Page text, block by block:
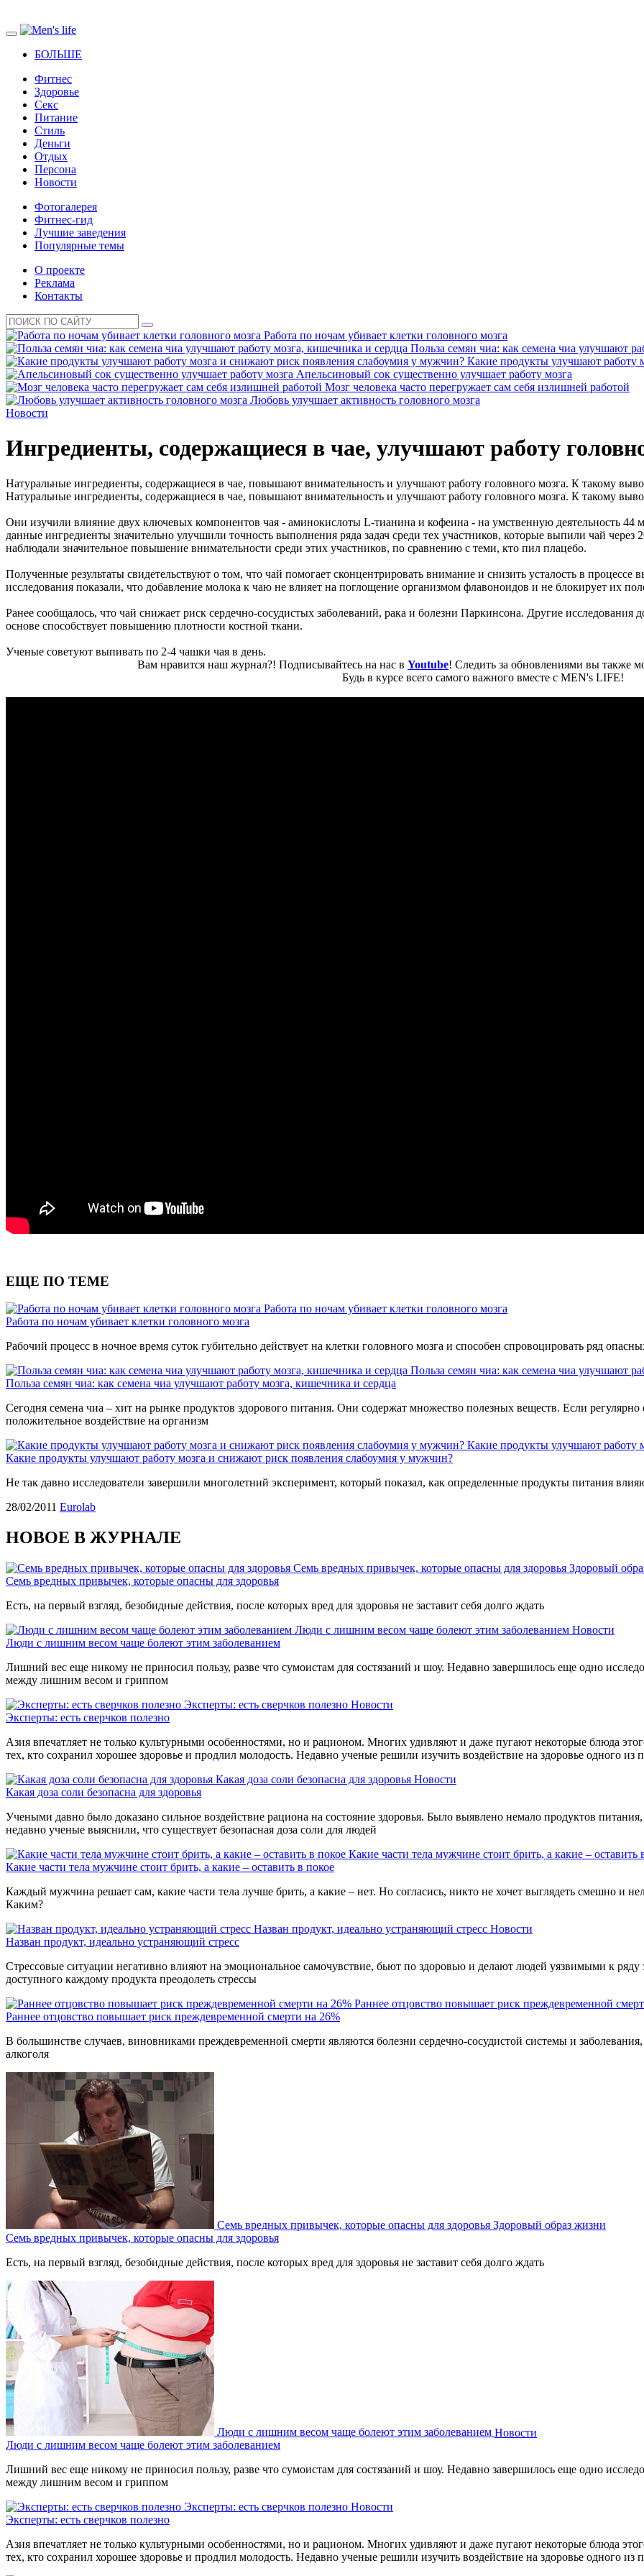
БОЛЬШЕ
Фитнес
Здоровье
Секс
Питание
Стиль
Деньги
Отдых
Персона
Новости
Фотогалерея
Фитнес-гид
Лучшие заведения
Популярные темы
О проекте
Реклама
Контакты
Работа по ночам убивает клетки головного мозга
Польза семян чиа: как семена чиа улучшают
Какие продукты улучшают работу
Апельсиновый сок существенно улучшает работу мозга
Мозг человека часто перегружает сам себя излишней работой
Любовь улучшает активность головного мозга
Новости
Ингредиенты, содержащиеся в чае, улучшают работу
Натуральные ингредиенты, содержащиеся в чае, повышают внимательность и улучшают работу головного мозга. К такому
Натуральные ингредиенты, содержащиеся в чае, повышают внимательность и улучшают работу головного мозга. К такому
Они изучили влияние двух ключевых компонентов чая - аминокислоты L-тианина и кофеина - на умственную деятельность 44
данные ингредиенты значительно улучшили точность выполнения ряда задач среди тех участников, которые выпили чай через
наблюдали значительное повышение внимательности среди этих участников, по сравнению с теми, кто пил плацебо.
Полученные результаты свидетельствуют о том, что чай помогает сконцентрировать внимание и снизить усталость в
исследования показали, что добавление молока к чаю не влияет на поглощение организмом флавоноидов и не блокирует их
Ранее сообщалось, что чай снижает риск сердечно-сосудистых заболеваний, рака и болезни Паркинсона. Другие исследования
основе способствует повышению плотности костной ткани.
Ученые советуют выпивать по 2-4 чашки чая в день.
Вам нравится наш журнал?! Подписывайтесь на нас в Youtube! Следить за обновлениями вы также
Будь в курсе всего самого важного вместе с MEN's LIFE!
ЕЩЕ ПО ТЕМЕ
Работа по ночам убивает клетки головного мозга
Работа по ночам убивает клетки головного мозга
Рабочий процесс в ночное время суток губительно действует на клетки головного мозга и способен спровоцировать ряд
Польза семян чиа: как семена чиа улучшают
Польза семян чиа: как семена чиа улучшают работу мозга, кишечника и сердца
Сегодня семена чиа – хит на рынке продуктов здорового питания. Они содержат множество полезных веществ. Если
положительное воздействие на организм
Какие продукты улучшают работу
Какие продукты улучшают работу мозга и снижают риск появления слабоумия у мужчин?
Не так давно исследователи завершили многолетний эксперимент, который показал, как определенные продукты питания
28/02/2011 Еurolab
НОВОЕ В ЖУРНАЛЕ
Семь вредных привычек, которые опасны для здоровья Здоровый
Семь вредных привычек, которые опасны для здоровья
Есть, на первый взгляд, безобидные действия, после которых вред для здоровья не заставит себя долго ждать
Люди с лишним весом чаще болеют этим заболеванием Новости
Люди с лишним весом чаще болеют этим заболеванием
Лишний вес еще никому не приносил пользу, разве что сумоистам для состязаний и шоу. Недавно завершилось еще одно
между лишним весом и гриппом
Эксперты: есть сверчков полезно Новости
Эксперты: есть сверчков полезно
Азия впечатляет не только культурными особенностями, но и рационом. Многих удивляют и даже пугают некоторые блюда
тех, кто сохранил хорошее здоровье и продлил молодость. Недавно ученые решили изучить воздействие на здоровье одного из
Какая доза соли безопасна для здоровья Новости
Какая доза соли безопасна для здоровья
Учеными давно было доказано сильное воздействие рациона на состояние здоровья. Было выявлено немало продуктов
недавно ученые выяснили, что существует безопасная доза соли для людей
Какие части тела мужчине стоит брить, а какие – оставить
Какие части тела мужчине стоит брить, а какие – оставить в покое
Каждый мужчина решает сам, какие части тела лучше брить, а какие – нет. Но согласись, никто не хочет выглядеть смешно и
Каким?
Назван продукт, идеально устраняющий стресс Новости
Назван продукт, идеально устраняющий стресс
Стрессовые ситуации негативно влияют на эмоциональное самочувствие, бьют по здоровью и делают людей уязвимыми к
доступного каждому продукта преодолеть стрессы
Раннее отцовство повышает риск преждевременной
Раннее отцовство повышает риск преждевременной смерти на 26%
В большинстве случаев, виновниками преждевременной смерти являются болезни сердечно-сосудистой системы и
алкоголя
Семь вредных привычек, которые опасны для здоровья Здоровый образ жизни
Семь вредных привычек, которые опасны для здоровья
Есть, на первый взгляд, безобидные действия, после которых вред для здоровья не заставит себя долго ждать
Люди с лишним весом чаще болеют этим заболеванием Новости
Люди с лишним весом чаще болеют этим заболеванием
Лишний вес еще никому не приносил пользу, разве что сумоистам для состязаний и шоу. Недавно завершилось еще одно
между лишним весом и гриппом
Эксперты: есть сверчков полезно Новости
Эксперты: есть сверчков полезно
Азия впечатляет не только культурными особенностями, но и рационом. Многих удивляют и даже пугают некоторые блюда
тех, кто сохранил хорошее здоровье и продлил молодость. Недавно ученые решили изучить воздействие на здоровье одного из